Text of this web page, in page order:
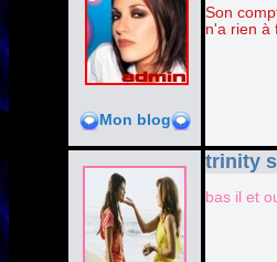
Mon blog
Son
n'a rien à
trinity
bas il et